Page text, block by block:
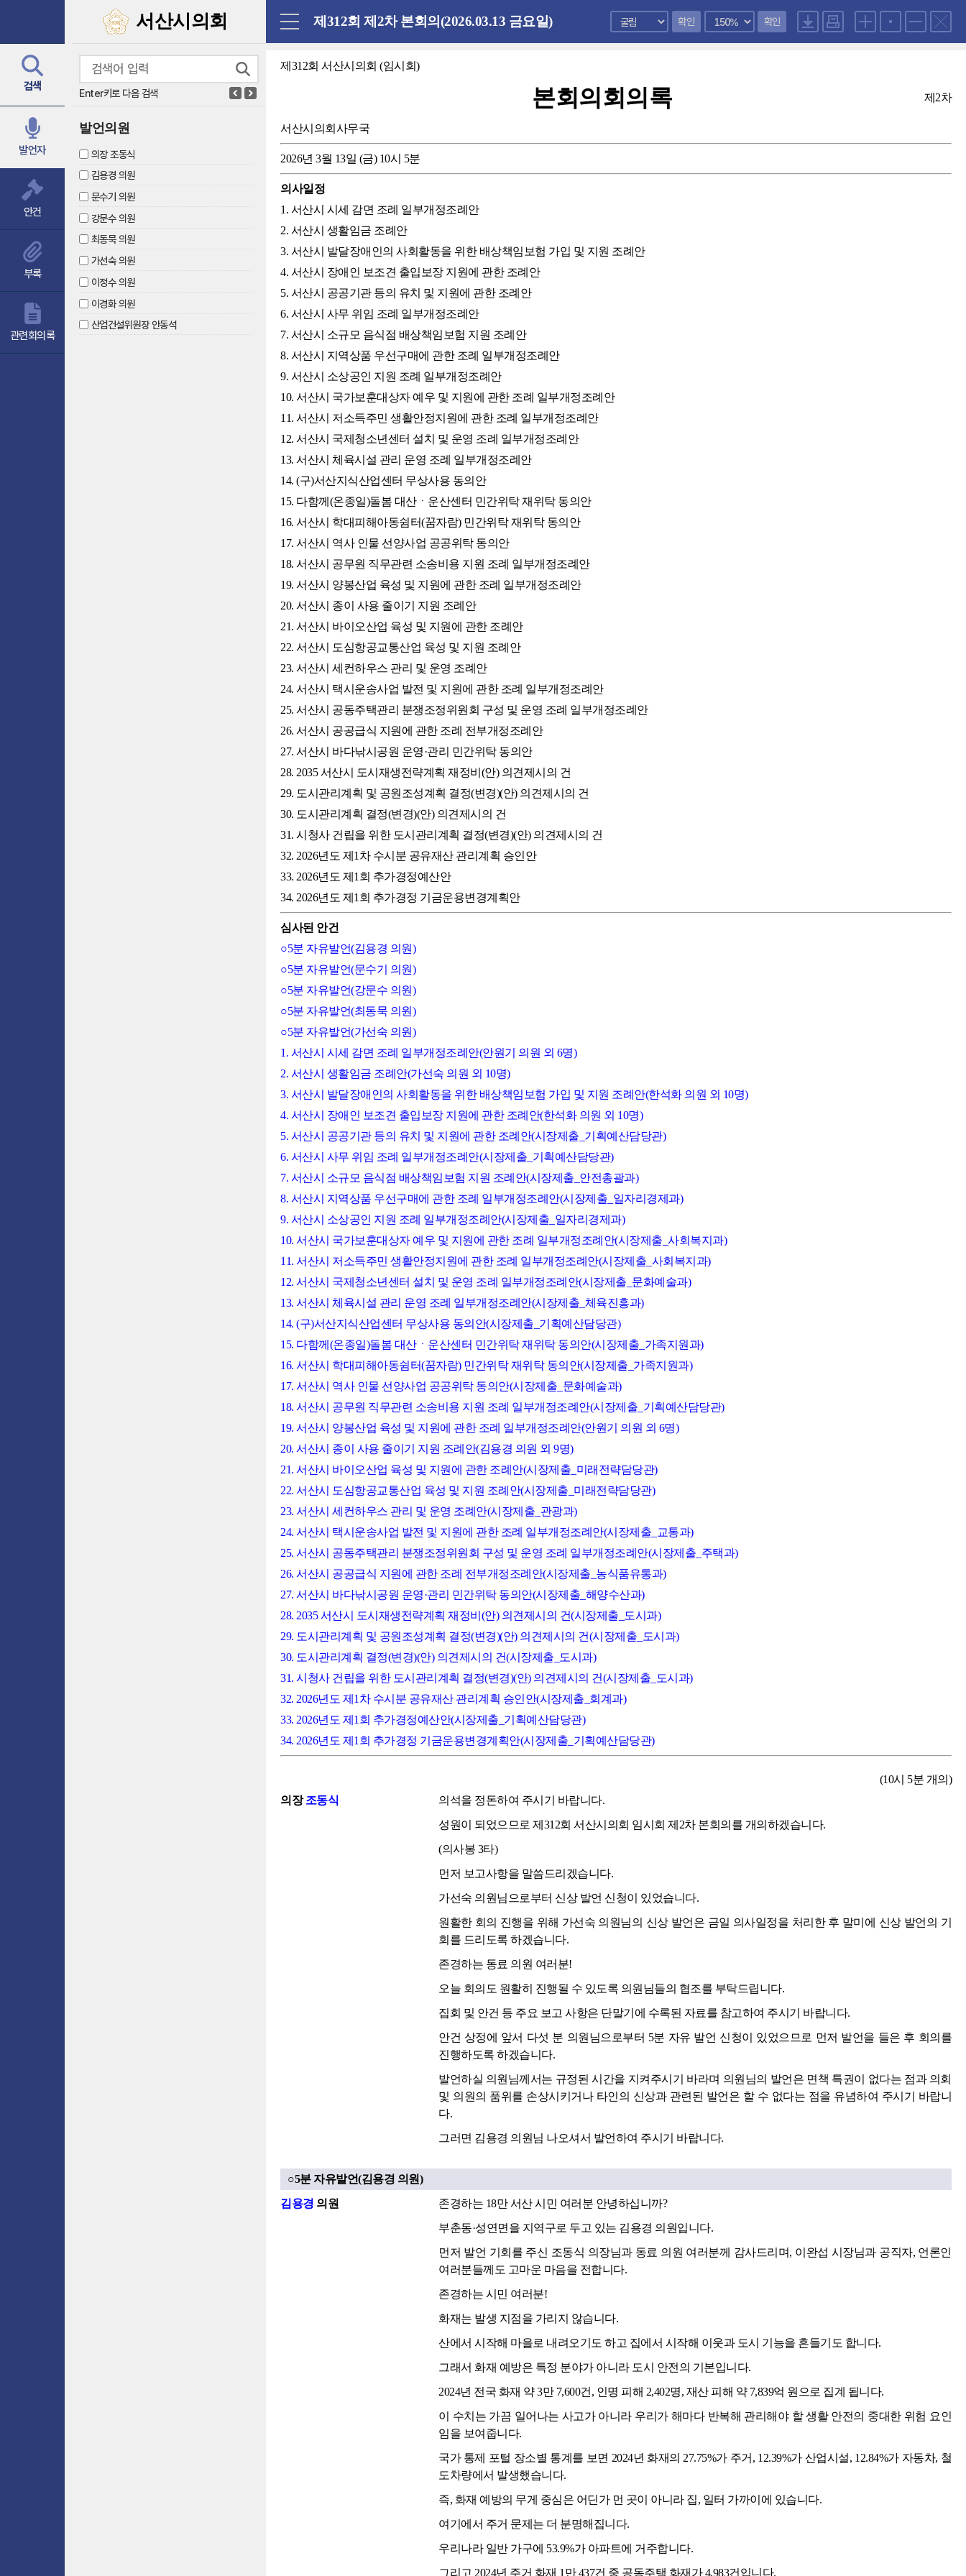
서산시의회
검색
Enter키로 다음 검색
발언자
발언의원
의장 조동식
김용경 의원
문수기 의원
강문수 의원
최동묵 의원
가선숙 의원
이정수 의원
이경화 의원
산업건설위원장 안동석
안건
부록
관련회의록
제312회 제2차 본회의(2026.03.13 금요일) 확인 확인
제312회 서산시의회 (임시회)
본회의회의록 제2차
서산시의회사무국
2026년 3월 13일 (금) 10시 5분
의사일정
1. 서산시 시세 감면 조례 일부개정조례안
2. 서산시 생활임금 조례안
3. 서산시 발달장애인의 사회활동을 위한 배상책임보험 가입 및 지원 조례안
4. 서산시 장애인 보조견 출입보장 지원에 관한 조례안
5. 서산시 공공기관 등의 유치 및 지원에 관한 조례안
6. 서산시 사무 위임 조례 일부개정조례안
7. 서산시 소규모 음식점 배상책임보험 지원 조례안
8. 서산시 지역상품 우선구매에 관한 조례 일부개정조례안
9. 서산시 소상공인 지원 조례 일부개정조례안
10. 서산시 국가보훈대상자 예우 및 지원에 관한 조례 일부개정조례안
11. 서산시 저소득주민 생활안정지원에 관한 조례 일부개정조례안
12. 서산시 국제청소년센터 설치 및 운영 조례 일부개정조례안
13. 서산시 체육시설 관리 운영 조례 일부개정조례안
14. (구)서산지식산업센터 무상사용 동의안
15. 다함께(온종일)돌봄 대산ㆍ운산센터 민간위탁 재위탁 동의안
16. 서산시 학대피해아동쉼터(꿈자람) 민간위탁 재위탁 동의안
17. 서산시 역사 인물 선양사업 공공위탁 동의안
18. 서산시 공무원 직무관련 소송비용 지원 조례 일부개정조례안
19. 서산시 양봉산업 육성 및 지원에 관한 조례 일부개정조례안
20. 서산시 종이 사용 줄이기 지원 조례안
21. 서산시 바이오산업 육성 및 지원에 관한 조례안
22. 서산시 도심항공교통산업 육성 및 지원 조례안
23. 서산시 세컨하우스 관리 및 운영 조례안
24. 서산시 택시운송사업 발전 및 지원에 관한 조례 일부개정조례안
25. 서산시 공동주택관리 분쟁조정위원회 구성 및 운영 조례 일부개정조례안
26. 서산시 공공급식 지원에 관한 조례 전부개정조례안
27. 서산시 바다낚시공원 운영·관리 민간위탁 동의안
28. 2035 서산시 도시재생전략계획 재정비(안) 의견제시의 건
29. 도시관리계획 및 공원조성계획 결정(변경)(안) 의견제시의 건
30. 도시관리계획 결정(변경)(안) 의견제시의 건
31. 시청사 건립을 위한 도시관리계획 결정(변경)(안) 의견제시의 건
32. 2026년도 제1차 수시분 공유재산 관리계획 승인안
33. 2026년도 제1회 추가경정예산안
34. 2026년도 제1회 추가경정 기금운용변경계획안
심사된 안건
○5분 자유발언(김용경 의원)
○5분 자유발언(문수기 의원)
○5분 자유발언(강문수 의원)
○5분 자유발언(최동묵 의원)
○5분 자유발언(가선숙 의원)
1. 서산시 시세 감면 조례 일부개정조례안(안원기 의원 외 6명)
2. 서산시 생활임금 조례안(가선숙 의원 외 10명)
3. 서산시 발달장애인의 사회활동을 위한 배상책임보험 가입 및 지원 조례안(한석화 의원 외 10명)
4. 서산시 장애인 보조견 출입보장 지원에 관한 조례안(한석화 의원 외 10명)
5. 서산시 공공기관 등의 유치 및 지원에 관한 조례안(시장제출_기획예산담당관)
6. 서산시 사무 위임 조례 일부개정조례안(시장제출_기획예산담당관)
7. 서산시 소규모 음식점 배상책임보험 지원 조례안(시장제출_안전총괄과)
8. 서산시 지역상품 우선구매에 관한 조례 일부개정조례안(시장제출_일자리경제과)
9. 서산시 소상공인 지원 조례 일부개정조례안(시장제출_일자리경제과)
10. 서산시 국가보훈대상자 예우 및 지원에 관한 조례 일부개정조례안(시장제출_사회복지과)
11. 서산시 저소득주민 생활안정지원에 관한 조례 일부개정조례안(시장제출_사회복지과)
12. 서산시 국제청소년센터 설치 및 운영 조례 일부개정조례안(시장제출_문화예술과)
13. 서산시 체육시설 관리 운영 조례 일부개정조례안(시장제출_체육진흥과)
14. (구)서산지식산업센터 무상사용 동의안(시장제출_기획예산담당관)
15. 다함께(온종일)돌봄 대산ㆍ운산센터 민간위탁 재위탁 동의안(시장제출_가족지원과)
16. 서산시 학대피해아동쉼터(꿈자람) 민간위탁 재위탁 동의안(시장제출_가족지원과)
17. 서산시 역사 인물 선양사업 공공위탁 동의안(시장제출_문화예술과)
18. 서산시 공무원 직무관련 소송비용 지원 조례 일부개정조례안(시장제출_기획예산담당관)
19. 서산시 양봉산업 육성 및 지원에 관한 조례 일부개정조례안(안원기 의원 외 6명)
20. 서산시 종이 사용 줄이기 지원 조례안(김용경 의원 외 9명)
21. 서산시 바이오산업 육성 및 지원에 관한 조례안(시장제출_미래전략담당관)
22. 서산시 도심항공교통산업 육성 및 지원 조례안(시장제출_미래전략담당관)
23. 서산시 세컨하우스 관리 및 운영 조례안(시장제출_관광과)
24. 서산시 택시운송사업 발전 및 지원에 관한 조례 일부개정조례안(시장제출_교통과)
25. 서산시 공동주택관리 분쟁조정위원회 구성 및 운영 조례 일부개정조례안(시장제출_주택과)
26. 서산시 공공급식 지원에 관한 조례 전부개정조례안(시장제출_농식품유통과)
27. 서산시 바다낚시공원 운영·관리 민간위탁 동의안(시장제출_해양수산과)
28. 2035 서산시 도시재생전략계획 재정비(안) 의견제시의 건(시장제출_도시과)
29. 도시관리계획 및 공원조성계획 결정(변경)(안) 의견제시의 건(시장제출_도시과)
30. 도시관리계획 결정(변경)(안) 의견제시의 건(시장제출_도시과)
31. 시청사 건립을 위한 도시관리계획 결정(변경)(안) 의견제시의 건(시장제출_도시과)
32. 2026년도 제1차 수시분 공유재산 관리계획 승인안(시장제출_회계과)
33. 2026년도 제1회 추가경정예산안(시장제출_기획예산담당관)
34. 2026년도 제1회 추가경정 기금운용변경계획안(시장제출_기획예산담당관)
(10시 5분 개의)
의장조동식
의석을 정돈하여 주시기 바랍니다.
성원이 되었으므로 제312회 서산시의회 임시회 제2차 본회의를 개의하겠습니다.
(의사봉 3타)
먼저 보고사항을 말씀드리겠습니다.
가선숙 의원님으로부터 신상 발언 신청이 있었습니다.
원활한 회의 진행을 위해 가선숙 의원님의 신상 발언은 금일 의사일정을 처리한 후 말미에 신상 발언의 기
회를 드리도록 하겠습니다.
존경하는 동료 의원 여러분!
오늘 회의도 원활히 진행될 수 있도록 의원님들의 협조를 부탁드립니다.
집회 및 안건 등 주요 보고 사항은 단말기에 수록된 자료를 참고하여 주시기 바랍니다.
안건 상정에 앞서 다섯 분 의원님으로부터 5분 자유 발언 신청이 있었으므로 먼저 발언을 들은 후 회의를
진행하도록 하겠습니다.
발언하실 의원님께서는 규정된 시간을 지켜주시기 바라며 의원님의 발언은 면책 특권이 없다는 점과 의회
및 의원의 품위를 손상시키거나 타인의 신상과 관련된 발언은 할 수 없다는 점을 유념하여 주시기 바랍니
다.
그러면 김용경 의원님 나오셔서 발언하여 주시기 바랍니다.
○5분 자유발언(김용경 의원)
김용경 의원
존경하는 18만 서산 시민 여러분 안녕하십니까?
부춘동·성연면을 지역구로 두고 있는 김용경 의원입니다.
먼저 발언 기회를 주신 조동식 의장님과 동료 의원 여러분께 감사드리며, 이완섭 시장님과 공직자, 언론인
여러분들께도 고마운 마음을 전합니다.
존경하는 시민 여러분!
화재는 발생 지점을 가리지 않습니다.
산에서 시작해 마을로 내려오기도 하고 집에서 시작해 이웃과 도시 기능을 흔들기도 합니다.
그래서 화재 예방은 특정 분야가 아니라 도시 안전의 기본입니다.
2024년 전국 화재 약 3만 7,600건, 인명 피해 2,402명, 재산 피해 약 7,839억 원으로 집계 됩니다.
이 수치는 가끔 일어나는 사고가 아니라 우리가 해마다 반복해 관리해야 할 생활 안전의 중대한 위험 요인
임을 보여줍니다.
국가 통제 포털 장소별 통계를 보면 2024년 화재의 27.75%가 주거, 12.39%가 산업시설, 12.84%가 자동차, 철
도차량에서 발생했습니다.
즉, 화재 예방의 무게 중심은 어딘가 먼 곳이 아니라 집, 일터 가까이에 있습니다.
여기에서 주거 문제는 더 분명해집니다.
우리나라 일반 가구에 53.9%가 아파트에 거주합니다.
그리고 2024년 주거 화재 1만 437건 중 공동주택 화재가 4,983건입니다.